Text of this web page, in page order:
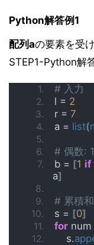
Python解答例1
配列aの要素を受
STEP1-Python解
# 入力
l = 2
r = 7
a = list(
# 偶数:
b = [1 if
a]
# 累積和
s = [0]
for num
    s.